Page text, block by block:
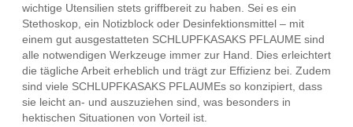
wichtige Utensilien stets griffbereit zu haben. Sei es ein
Stethoskop, ein Notizblock oder Desinfektionsmittel – mit
einem gut ausgestatteten SCHLUPFKASAKS PFLAUME sind
alle notwendigen Werkzeuge immer zur Hand. Dies erleichtert
die tägliche Arbeit erheblich und trägt zur Effizienz bei. Zudem
sind viele SCHLUPFKASAKS PFLAUMEs so konzipiert, dass
sie leicht an- und auszuziehen sind, was besonders in
hektischen Situationen von Vorteil ist.